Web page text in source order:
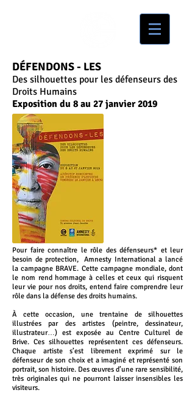
DÉFENDONS - LES
Des silhouettes pour les défenseurs des
Droits Humains
Exposition du 8 au 27 janvier 2019
Pour faire connaître le rôle des défenseurs* et leur
besoin de protection, Amnesty International a lancé
la campagne BRAVE. Cette campagne mondiale, dont
le nom rend hommage à celles et ceux qui risquent
leur vie pour nos droits, entend faire comprendre leur
rôle dans la défense des droits humains.
À cette occasion, une trentaine de silhouettes
illustrées par des artistes (peintre, dessinateur,
illustrateur…) est exposée au Centre Culturel de
Brive. Ces silhouettes représentent ces défenseurs.
Chaque artiste s’est librement exprimé sur le
défenseur de son choix et a imaginé et représenté son
portrait, son histoire. Des œuvres d’une rare sensibilité,
très originales qui ne pourront laisser insensibles les
visiteurs.